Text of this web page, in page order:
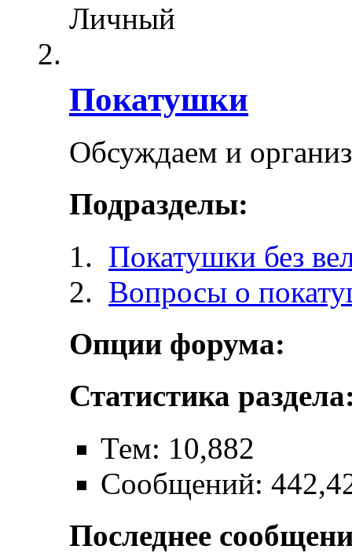
Личный
Покатушки
Обсуждаем и
Подразделы:
Покатушки без
Вопросы о
Опции форума:
Статистика
Тем: 10,882
Сообщений:
Последнее